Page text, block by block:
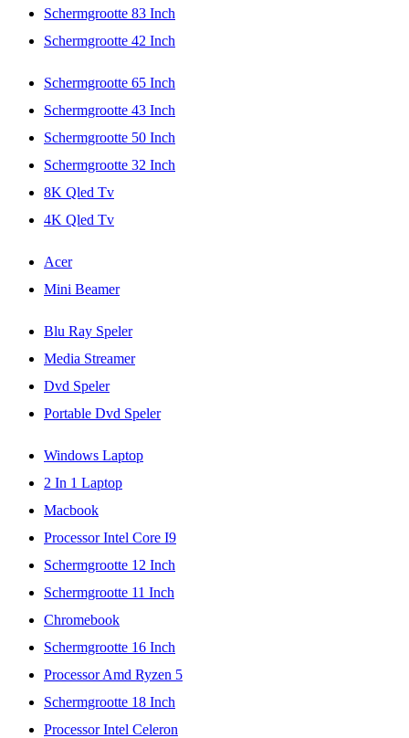
Schermgrootte 83 Inch
Schermgrootte 42 Inch
Schermgrootte 65 Inch
Schermgrootte 43 Inch
Schermgrootte 50 Inch
Schermgrootte 32 Inch
8K Qled Tv
4K Qled Tv
Acer
Mini Beamer
Blu Ray Speler
Media Streamer
Dvd Speler
Portable Dvd Speler
Windows Laptop
2 In 1 Laptop
Macbook
Processor Intel Core I9
Schermgrootte 12 Inch
Schermgrootte 11 Inch
Chromebook
Schermgrootte 16 Inch
Processor Amd Ryzen 5
Schermgrootte 18 Inch
Processor Intel Celeron